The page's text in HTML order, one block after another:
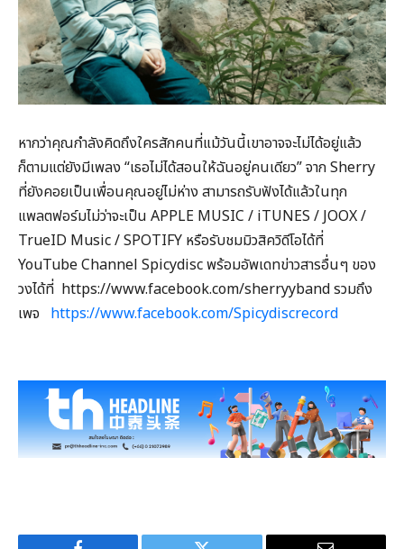
หากว่าคุณกำลังคิดถึงใครสักคนที่แม้วันนี้เขาอาจจะไม่ได้อยู่แล้ว
ก็ตามแต่ยังมีเพลง “เธอไม่ได้สอนให้ฉันอยู่คนเดียว” จาก Sherry
ที่ยังคอยเป็นเพื่อนคุณอยู่ไม่ห่าง สามารถรับฟังได้แล้วในทุก
แพลตฟอร์มไม่ว่าจะเป็น APPLE MUSIC / iTUNES / JOOX /
TrueID Music / SPOTIFY หรือรับชมมิวสิควิดีโอได้ที่
YouTube Channel Spicydisc พร้อมอัพเดทข่าวสารอื่นๆ ของ
วงได้ที่ https://www.facebook.com/sherryyband รวมถึง
เพจ https://www.facebook.com/Spicydiscrecord